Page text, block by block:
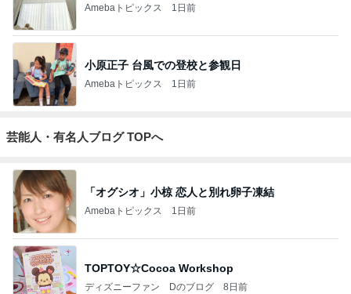
Amebaトピックス 1日前
小原正子 台風での登校と参観日
Amebaトピックス 1日前
芸能人・有名人ブログ TOPへ
「オグシオ」小椋 恋人と別れ卵子凍結
Amebaトピックス 1日前
TOPTOY☆Cocoa Workshop
ディズニーファン Dのブログ 8日前